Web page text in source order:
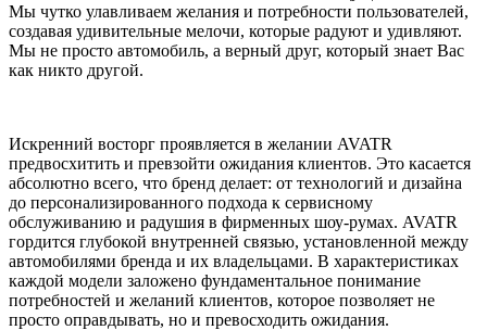
Мы чутко улавливаем желания и потребности пользователей,
создавая удивительные мелочи, которые радуют и удивляют.
Мы не просто автомобиль, а верный друг, который знает Вас
как никто другой.
Искренний восторг проявляется в желании AVATR
предвосхитить и превзойти ожидания клиентов. Это касается
абсолютно всего, что бренд делает: от технологий и дизайна
до персонализированного подхода к сервисному
обслуживанию и радушия в фирменных шоу-румах. AVATR
гордится глубокой внутренней связью, установленной между
автомобилями бренда и их владельцами. В характеристиках
каждой модели заложено фундаментальное понимание
потребностей и желаний клиентов, которое позволяет не
просто оправдывать, но и превосходить ожидания.